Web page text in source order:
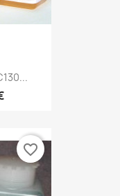
favorite_border